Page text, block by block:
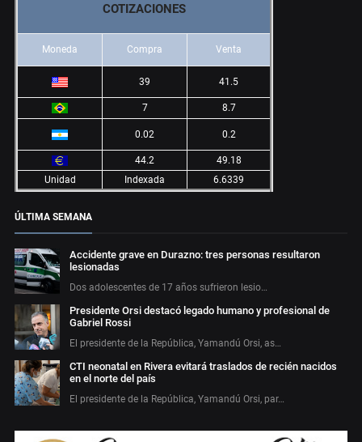
COTIZACIONES
Moneda Compra Venta
39 41.5
7 8.7
0.02 0.2
44.2
49.18
Unidad
Indexada 6.6339
ÚLTIMA SEMANA
Accidente grave en Durazno: tres personas resultaron
lesionadas
Dos adolescentes de 17 años sufrieron lesio…
Presidente Orsi destacó legado humano y profesional de
Gabriel Rossi
El presidente de la República, Yamandú Orsi, as…
CTI neonatal en Rivera evitará traslados de recién nacidos
en el norte del país
El presidente de la República, Yamandú Orsi, par…